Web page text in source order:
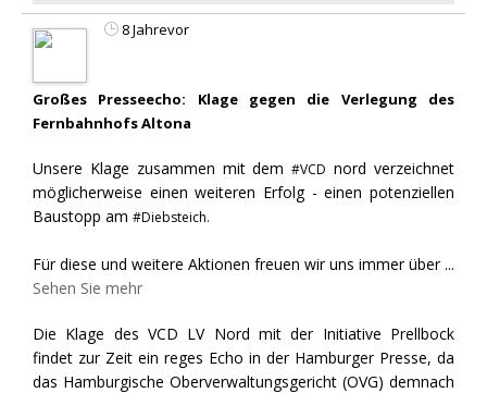
8 Jahrevor
Großes Presseecho: Klage gegen die Verlegung des
Fernbahnhofs Altona
Unsere Klage zusammen mit dem#VCD nord verzeichnet
möglicherweise einen weiteren Erfolg - einen potenziellen
Baustopp am #Diebsteich.
Für diese und weitere Aktionen freuen wir uns immer über ...
Sehen Sie mehr
Die Klage des VCD LV Nord mit der Initiative Prellbock
findet zur Zeit ein reges Echo in der Hamburger Presse, da
das Hamburgische Oberverwaltungsgericht (OVG) demnach